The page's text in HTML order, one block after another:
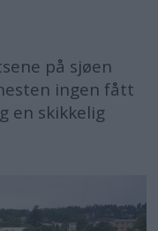
på sjøen
ingen fått
en skikkelig